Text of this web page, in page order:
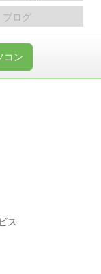
ブログ
コン
ス